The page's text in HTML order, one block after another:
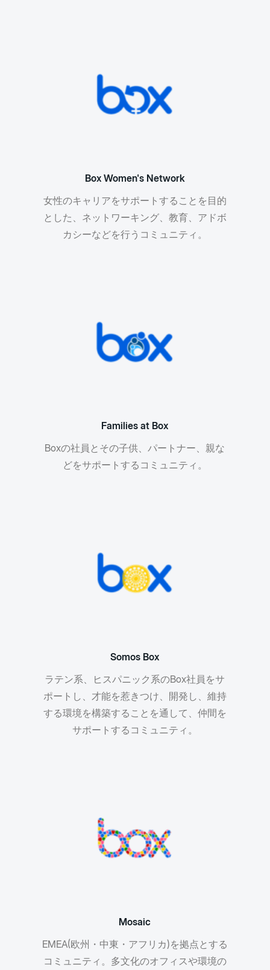
Box Women's Network
女性のキャリアをサポートすることを目的
とした、ネットワーキング、教育、アドボ
カシーなどを行うコミュニティ。
Families at Box
Boxの社員とその子供、パートナー、親な
どをサポートするコミュニティ。
Somos Box
ラテン系、ヒスパニック系のBox社員をサ
ポートし、才能を惹きつけ、開発し、維持
する環境を構築することを通して、仲間を
サポートするコミュニティ。
Mosaic
EMEA(欧州・中東・アフリカ)を拠点とする
コミュニティ。多文化のオフィスや環境の